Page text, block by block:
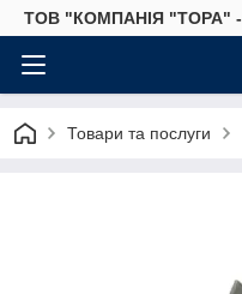
ТОВ "КОМПАНІЯ "ТОРА" -
Товари та послуги